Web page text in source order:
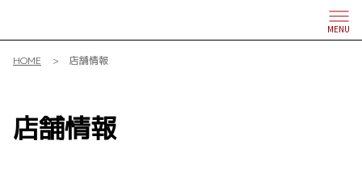
MENU
HOME 店舗情報
店舗情報
サービス